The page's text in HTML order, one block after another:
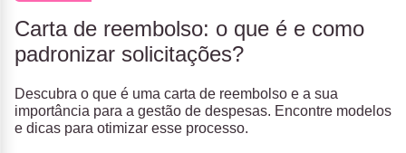
Carta de reembolso: o que é e como
padronizar solicitações?
Descubra o que é uma carta de reembolso e a sua
importância para a gestão de despesas. Encontre modelos
e dicas para otimizar esse processo.